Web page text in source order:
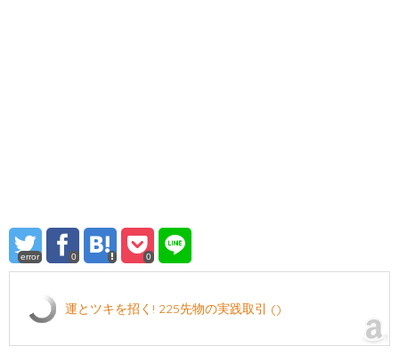
error 0 0
運とツキを招く! 225先物の実践取引 ()